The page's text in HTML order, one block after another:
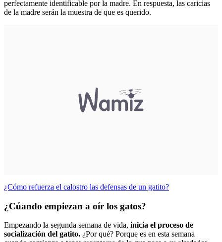
perfectamente identificable por la madre. En respuesta, las caricias
de la madre serán la muestra de que es querido.
¿Cómo refuerza el calostro las defensas de un gatito?
¿Cúando empiezan a oír los gatos?
Empezando la segunda semana de vida, inicia el proceso de
socialización del gatito. ¿Por qué? Porque es en esta semana